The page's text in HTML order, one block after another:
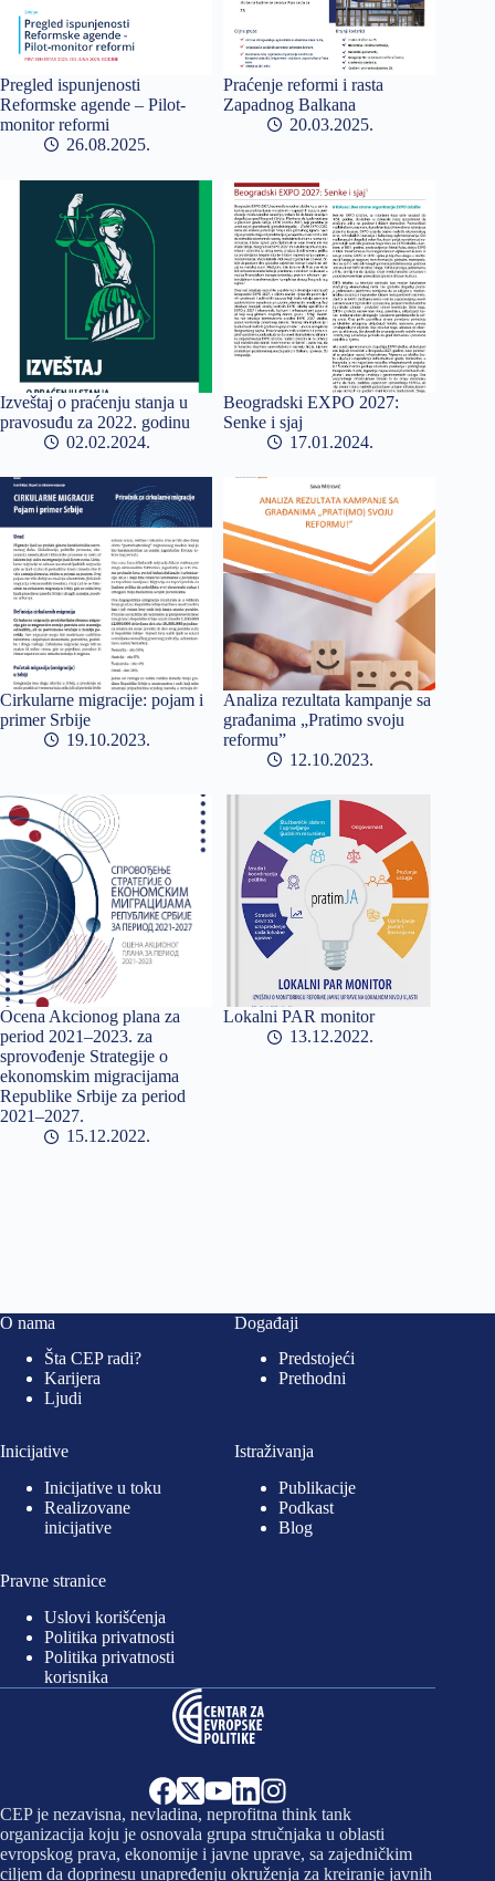
Pregled ispunjenosti
Reformske agende – Pilot-
monitor reformi
26.08.2025
Praćenje reformi i rasta
Zapadnog Balkana
20.03.2025
Izveštaj o praćenju stanja u
pravosuđu za 2022. godinu
02.02.2024
Beogradski EXPO 2027:
Senke i sjaj
17.01.2024
Cirkularne migracije: pojam i
primer Srbije
19.10.2023
Analiza rezultata kampanje sa
građanima „Pratimo svoju
reformu”
12.10.2023
Ocena Akcionog plana za
period 2021–2023. za
sprovođenje Strategije o
ekonomskim migracijama
Republike Srbije za period
2021–2027.
15.12.2022
Lokalni PAR monitor
13.12.2022
O nama
Šta CEP radi?
Karijera
Ljudi
Događaji
Predstojeći
Prethodni
Inicijative
Inicijative u toku
Realizovane
inicijative
Istraživanja
Publikacije
Podkast
Blog
Pravne stranice
Uslovi korišćenja
Politika privatnosti
Politika privatnosti
korisnika
CEP je nezavisna, nevladina, neprofitna think tank
organizacija koju je osnovala grupa stručnjaka u oblasti
evropskog prava, ekonomije i javne uprave, sa zajedničkim
ciljem da doprinesu unapređenju okruženja za kreiranje javnih